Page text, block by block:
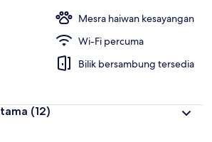
Mesra haiwan kesayangan
Wi-Fi percuma
Bilik bersambung tersedia
(12)